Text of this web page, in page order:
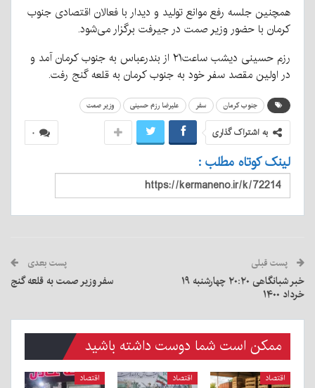
همچنین جلسه رفع موانع تولید و دیدار با فعالان اقتصادی جنوب
کرمان با حضور وزیر صمت در جیرفت برگزار می‌شود.
رزم حسینی دیشب ساعت۲۱ از بندرعباس به جنوب کرمان آمد و
در اولین مقصد سفر خود به جنوب کرمان به قلعه گنج رفت.
جنوب کرمان سفر علیرضا رزم حسینی وزیر صمت
۰ به اشتراک گذاری
لینک کوتاه مطلب :
پست قبلی
خبر شبانگاهی ٢۰:٢٠ چهارشنبه ۱۹
خرداد ۱۴۰۰
پست بعدی
سفر وزیر صمت به قلعه گنج
ممکن است شما دوست داشته باشید
اقتصاد اقتصاد اقتصاد